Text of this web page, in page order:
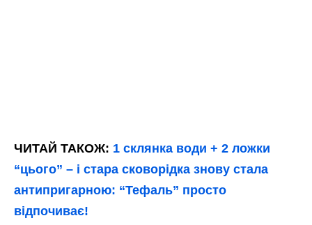
ЧИТАЙ ТАКОЖ: 1 склянка води + 2 ложки
“цього” – і стара сковорідка знову стала
антипригарною: “Тефаль” просто
відпочиває!